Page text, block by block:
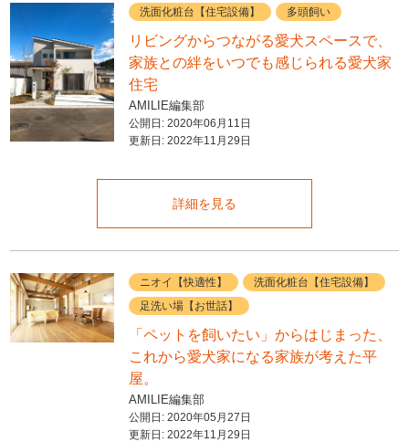
洗面化粧台【住宅設備】 多頭飼い
リビングからつながる愛犬スペースで、
家族との絆をいつでも感じられる愛犬家
住宅
AMILIE編集部
公開日: 2020年06月11日
更新日: 2022年11月29日
詳細を見る
ニオイ【快適性】
洗面化粧台【住宅設備】
足洗い場【お世話】
「ペットを飼いたい」からはじまった、
これから愛犬家になる家族が考えた平
屋。
AMILIE編集部
公開日: 2020年05月27日
更新日: 2022年11月29日